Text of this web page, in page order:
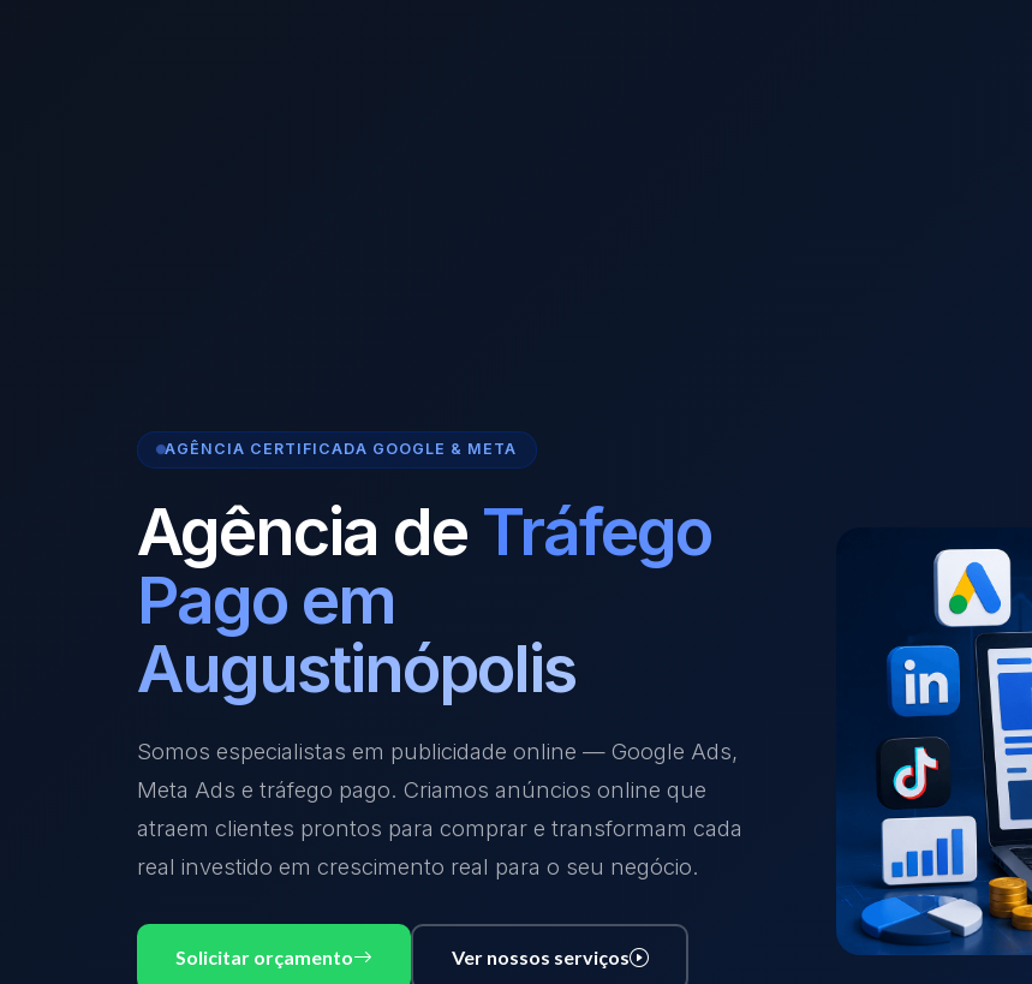
AGÊNCIA CERTIFICADA GOOGLE & META
Agência de Tráfego
Pago em
Augustinópolis
Somos especialistas em publicidade online — Google Ads,
Meta Ads e tráfego pago. Criamos anúncios online que
atraem clientes prontos para comprar e transformam cada
real investido em crescimento real para o seu negócio.
Solicitar orçamento Ver nossos serviços